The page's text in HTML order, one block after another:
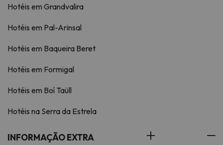
Hotéis em Grandvalira
Hotéis em Pal-Arinsal
Hotéis em Baqueira Beret
Hotéis em Formigal
Hotéis em Boí Taüll
Hotéis na Serra da Estrela
INFORMAÇÃO EXTRA